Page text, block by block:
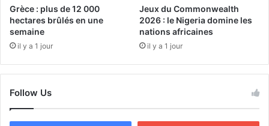
Grèce : plus de 12 000
hectares brûlés en une
semaine
il y a 1 jour
Jeux du Commonwealth
2026 : le Nigeria domine les
nations africaines
il y a 1 jour
Follow Us